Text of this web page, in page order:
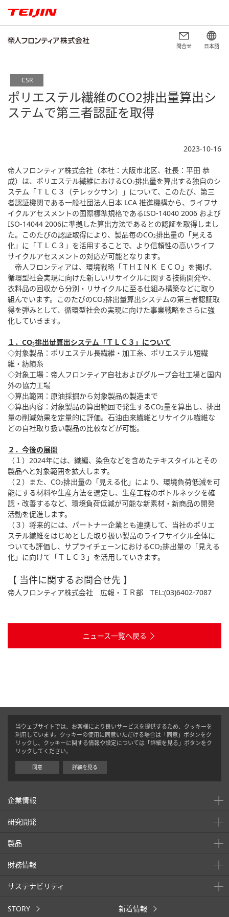
問合せ 日本語
CSR
ポリエステル繊維のCO2排出量算出シ
ステムで第三者認証を取得
2023-10-16
帝人フロンティア株式会社（本社：大阪市北区、社長：平田 恭
成）は、ポリエステル繊維におけるCO2排出量を算出する独自のシ
ステム「ＴＬＣ３（テレックサン）」について、このたび、第三
者認証機関である一般社団法人日本 LCA 推進機構から、ライフサ
イクルアセスメントの国際標準規格であるISO-14040 2006 および
ISO-14044 2006に準拠した算出方法であるとの認証を取得しまし
た。このたびの認証取得により、製品毎のCO2排出量の「見える
化」に「ＴＬＣ３」を活用することで、より信頼性の高いライフ
サイクルアセスメントの対応が可能となります。
帝人フロンティアは、環境戦略「ＴＨＩＮＫ ＥＣＯ」を掲げ、
循環型社会実現に向けた新しいリサイクルに関する技術開発や、
衣料品の回収から分別・リサイクルに至る仕組み構築などに取り
組んでいます。このたびのCO2排出量算出システムの第三者認証取
得を弾みとして、循環型社会の実現に向けた事業戦略をさらに強
化していきます。
１．CO2排出量算出システム「ＴＬＣ３」について
◇対象製品：ポリエステル長繊維・加工糸、ポリエステル短繊
維・紡績糸
◇対象工場：帝人フロンティア自社およびグループ会社工場と国内
外の協力工場
◇算出範囲：原油採掘から対象製品の製造まで
◇算出内容：対象製品の算出範囲で発生するCO2量を算出し、排出
量の削減効果を定量的に評価。石油由来繊維とリサイクル繊維な
どの自社取り扱い製品の比較などが可能。
２．今後の展開
（１）2024年には、織編、染色などを含めたテキスタイルとその
製品へと対象範囲を拡大します。
（２）また、CO2排出量の「見える化」により、環境負荷低減を可
能にする材料や生産方法を選定し、生産工程のボトルネックを確
認・改善するなど、環境負荷低減が可能な新素材・新商品の開発
活動を促進します。
（３）将来的には、パートナー企業とも連携して、当社のポリエ
ステル繊維をはじめとした取り扱い製品のライフサイクル全体に
ついても評価し、サプライチェーンにおけるCO2排出量の「見える
化」に向けて「ＴＬＣ３」を活用していきます。
【 当件に関するお問合せ先 】
帝人フロンティア株式会社 広報・ＩＲ部 TEL:(03)6402-7087
ニュース一覧へ戻る
当ウェブサイトでは、お客様により良いサービスを提供するため、クッキーを
利用しています。クッキーの使用に同意いただける場合は「同意」ボタンをク
リックし、クッキーに関する情報や設定については「詳細を見る」ボタンをク
リックしてください。
同意 詳細を見る
企業情報
研究開発
製品
財務情報
サステナビリティ
STORY 新着情報